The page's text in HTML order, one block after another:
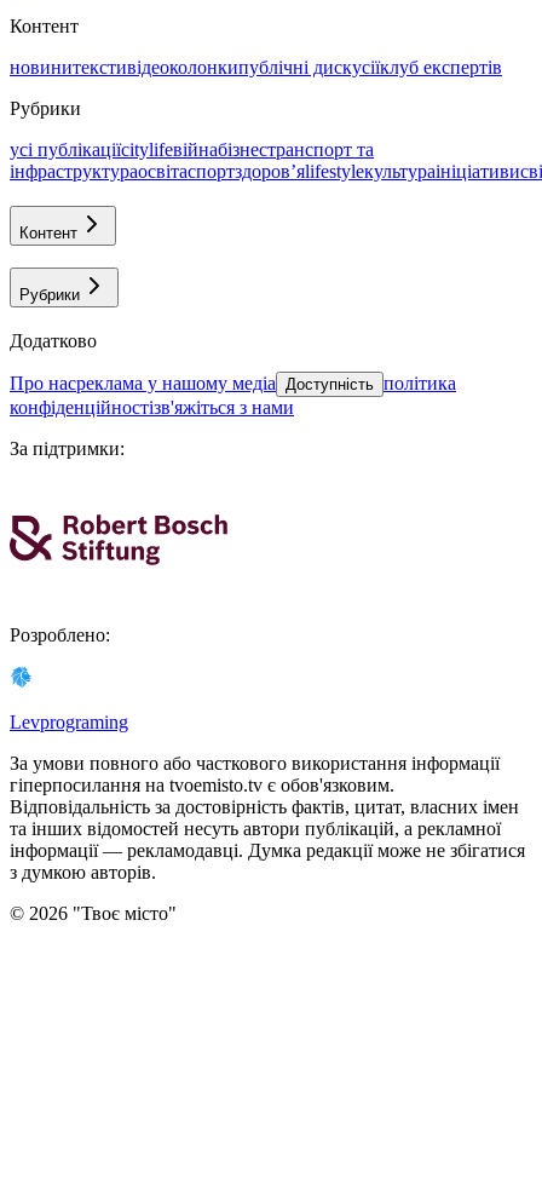
Контент
новинитекстивідеоколонкипублічні дискусіїклуб експертів
Рубрики
усі публікаціїcitylifeвійнабізнестранспорт та
інфраструктураосвітаспортздоровʼяlifestyleкультураініціативи
Контент
Рубрики
Додатково
про насреклама у нашому медіа Доступність політика
конфіденційностізв'яжіться з нами
За підтримки:
Розроблено:
Levprograming
За умови повного або часткового використання iнформацiї
гіперпосилання на tvoemisto.tv є обов'язковим.
Відповідальність за достовірність фактів, цитат, власних імен
та інших відомостей несуть автори публікацій, а рекламної
інформації — рекламодавці. Думка редакцiї може не збiгатися
з думкою авторiв.
© 2026 "Твоє місто"